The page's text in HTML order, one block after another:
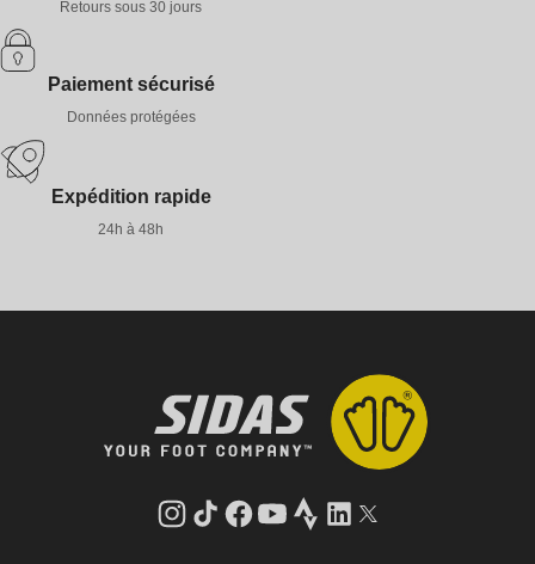
Retours sous 30 jours
Paiement sécurisé
Données protégées
Expédition rapide
24h à 48h
Instagram
Tik
Facebook
YouTube
StravaLinkedInTwitter